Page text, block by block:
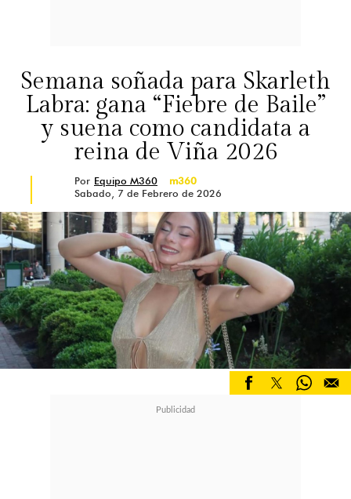
Semana soñada para Skarleth
Labra: gana “Fiebre de Baile”
y suena como candidata a
reina de Viña 2026
Por Equipo M360
m360
Sabado, 7 de Febrero de 2026